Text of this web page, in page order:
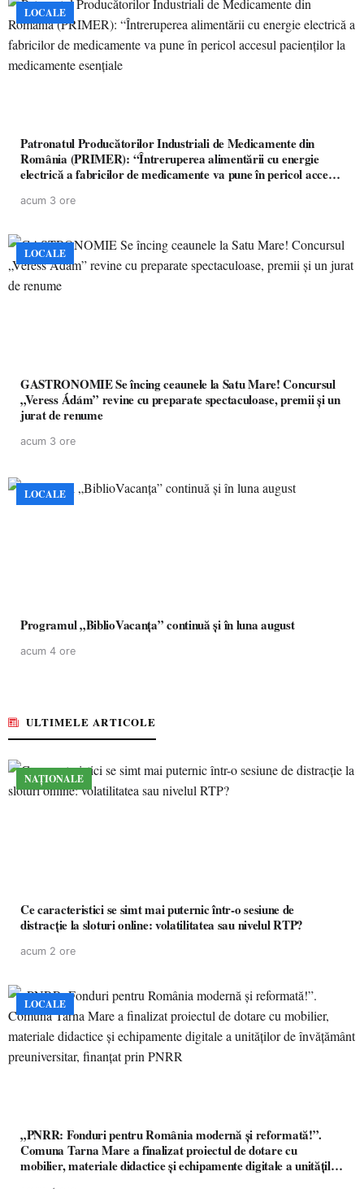
LOCALE
Patronatul Producătorilor Industriali de Medicamente din
România (PRIMER): “Întreruperea alimentării cu energie
electrică a fabricilor de medicamente va pune în pericol accesul
acum 3 ore
LOCALE
GASTRONOMIE Se încing ceaunele la Satu Mare! Concursul
„Veress Ádám” revine cu preparate spectaculoase, premii și un
jurat de renume
acum 3 ore
LOCALE
Programul „BiblioVacanța” continuă și în luna august
acum 4 ore
ULTIMELE ARTICOLE
NAȚIONALE
Ce caracteristici se simt mai puternic într-o sesiune de
distracție la sloturi online: volatilitatea sau nivelul RTP?
acum 2 ore
LOCALE
„PNRR: Fonduri pentru România modernă și reformată!”.
Comuna Tarna Mare a finalizat proiectul de dotare cu
mobilier, materiale didactice și echipamente digitale a unităților